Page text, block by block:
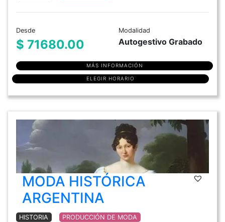
Desde
$ 71680.00
Modalidad
Autogestivo Grabado
MÁS INFORMACIÓN
ELEGIR HORARIO
MODA HISTÓRICA
ARGENTINA
HISTORIA PRODUCCIÓN DE MODA